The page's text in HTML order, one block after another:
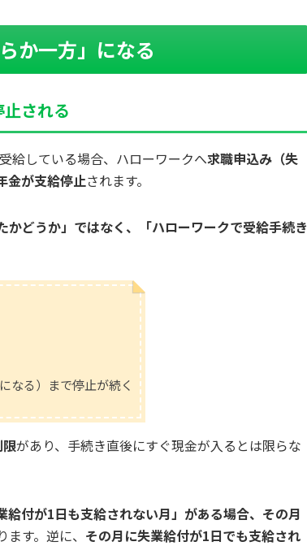
か一方」になる
される
給している場合、ハローワークへ求職申込み（失
金が支給停止されます。
かどうか」ではなく、「ハローワークで受給手続き
なる）まで停止が続く
があり、手続き直後にすぐ現金が入るとは限らな
給付が1日も支給されない月」がある場合、その月
す。逆に、 その月に失業給付が1日でも支給され